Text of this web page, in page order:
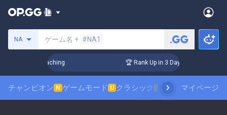
NA ゲーム名 + #NA1
Challenger Coaching 🏆 Rank Up in 3 Days! Challenger
チャンピオン N ゲームモード U クラシック N スキンランキング
マイページ